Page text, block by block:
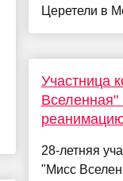
Церетели в
Участница
Вселенная"
28-летняя
"Мисс